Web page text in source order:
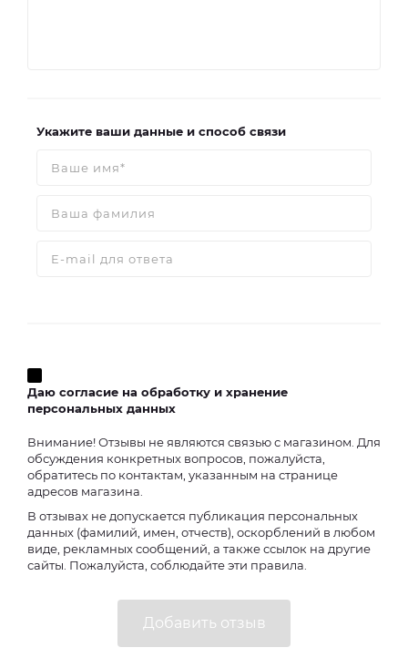
Укажите ваши данные и способ связи
Даю согласие на обработку и хранение
персональных данных
Внимание! Отзывы не являются связью с магазином. Для
обсуждения конкретных вопросов, пожалуйста,
обратитесь по контактам, указанным на странице
адресов магазина.
В отзывах не допускается публикация персональных
данных (фамилий, имен, отчеств), оскорблений в любом
виде, рекламных сообщений, а также ссылок на другие
сайты. Пожалуйста, соблюдайте эти правила.